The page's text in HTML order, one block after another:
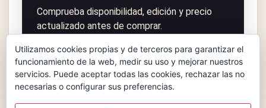
Comprueba disponibilidad, edición y precio
actualizado antes de comprar.
Ver precio y disponibilidad
Utilizamos cookies propias y de terceros para garantizar el
funcionamiento de la web, medir su uso y mejorar nuestros
servicios. Puede aceptar todas las cookies, rechazar las no
necesarias o configurar sus preferencias.